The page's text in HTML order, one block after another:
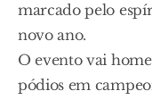
marcado pelo
novo ano.
O evento vai
pódios em